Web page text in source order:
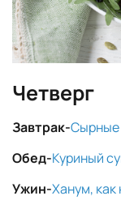
Четверг
Завтрак-Сырные
Обед-Куриный
Ужин-Ханум, как